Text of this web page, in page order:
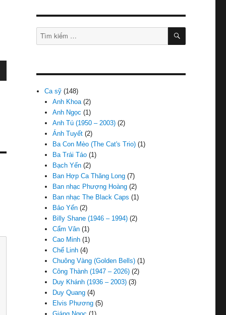
Tìm
kiếm:
TÌM
Ca sỹ (148)
Anh Khoa(2)
Anh Ngọc (1)
Anh Tú (1950 – 2003) (2)
Ánh Tuyết (2)
Ba Con Mèo (The Cat's Trio) (1)
Ba Trái Táo (1)
Bạch Yến (2)
Ban Hợp Ca Thăng Long (7)
Ban nhạc Phượng Hoàng (2)
Ban nhạc The Black Caps (1)
Bảo Yến (2)
Billy Shane (1946 – 1994) (2)
Cẩm Vân (1)
Cao Minh (1)
Chế Linh (4)
Chuông Vàng (Golden Bells) (1)
Công Thành (1947 – 2026) (2)
Duy Khánh (1936 – 2003) (3)
Duy Quang (4)
Elvis Phương (5)